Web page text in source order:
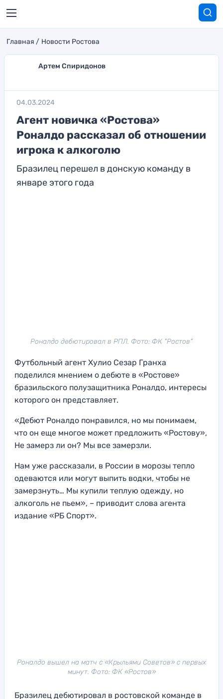
Главная Новости Ростова
Артем Спиридонов
04.03.2024
Агент новичка «Ростова»
Роналдо рассказал об отношении
игрока к алкоголю
Бразилец перешел в донскую команду в
январе этого года
Роналдо дебютировал в РПЛ. Фото: ФК "Ростов"
Футбольный агент Хулио Сезар Гранха
поделился мнением о дебюте в «Ростове»
бразильского полузащитника Роналдо, интересы
которого он представляет.
«Дебют Роналдо понравился, но мы понимаем,
что он еще многое может предложить «Ростову»,
Не замерз ли он? Мы все замерзли.
Нам уже рассказали, в России в морозы тепло
одеваются или могут выпить водки, чтобы не
замерзнуть… Мы купили теплую одежду, но
алкоголь не пьем», – приводит слова агента
издание «РБ Спорт».
Роналдо вышел на матч с «Крыльями Советов» с первых
минут. Фото: ФК «Ростов»
Бразилец дебютировал в ростовской команде в